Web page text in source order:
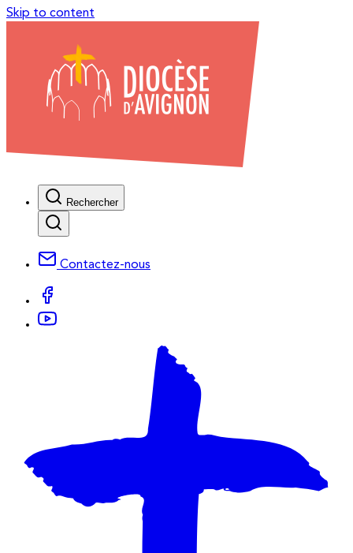
Skip to content
Rechercher
Contactez-nous